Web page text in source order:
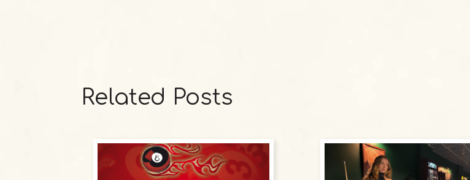
Related Posts